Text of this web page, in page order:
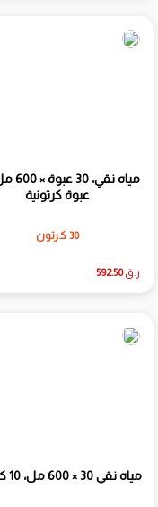
عبوة كرتونية
30 كرتون
ر.ق592.50
مياه نقي 30 × 600 مل، 10 كراتين